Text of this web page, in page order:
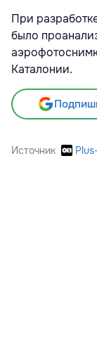
При
было
Каталонии.
Источник